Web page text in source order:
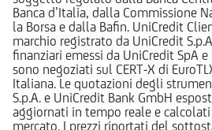
Banca d’Italia, dalla Commissione
la Borsa e dalla Bafin. UniCredit
marchio registrato da UniCredit
finanziari emessi da UniCredit SpA
sono negoziati sul CERT-X di
Italiana. Le quotazioni degli
S.p.A. e UniCredit Bank GmbH
aggiornati in tempo reale e
mercato. I prezzi riportati del